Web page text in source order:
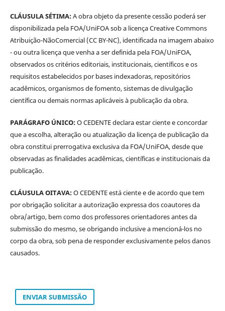
CLÁUSULA SÉTIMA:A obra objeto da presente cessão poderá ser
disponibilizada pela FOA/UniFOA sob a licença Creative Commons
Atribuição-NãoComercial (CC BY-NC), identificada na imagem abaixo
- ou outra licença que venha a ser definida pela FOA/UniFOA,
observados os critérios editoriais, institucionais, científicos e os
requisitos estabelecidos por bases indexadoras, repositórios
acadêmicos, organismos de fomento, sistemas de divulgação
científica ou demais normas aplicáveis à publicação da obra.
PARÁGRAFO ÚNICO:O CEDENTE declara estar ciente e concordar
que a escolha, alteração ou atualização da licença de publicação da
obra constitui prerrogativa exclusiva da FOA/UniFOA, desde que
observadas as finalidades acadêmicas, científicas e institucionais da
publicação.
CLÁUSULA OITAVA:O CEDENTE está ciente e de acordo que tem
por obrigação solicitar a autorização expressa dos coautores da
obra/artigo, bem como dos professores orientadores antes da
submissão do mesmo, se obrigando inclusive a mencioná-los no
corpo da obra, sob pena de responder exclusivamente pelos danos
causados.
ENVIAR SUBMISSÃO